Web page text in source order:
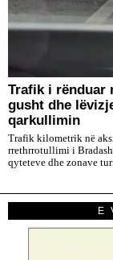
Trafik i rënduar
gusht dhe
qarkullimin
Trafik kilometrik në
rrethrrotullimi i
qyteteve dhe zonave